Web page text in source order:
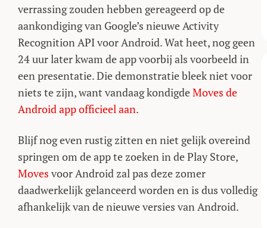
verrassing zouden hebben gereageerd op de
aankondiging van Google’s nieuwe Activity
Recognition API voor Android. Wat heet, nog geen
24 uur later kwam de app voorbij als voorbeeld in
een presentatie. Die demonstratie bleek niet voor
niets te zijn, want vandaag kondigdeMoves de
Android app officieel aan.
Blijf nog even rustig zitten en niet gelijk overeind
springen om de app te zoeken in de Play Store,
Moves voor Android zal pas deze zomer
daadwerkelijk gelanceerd worden en is dus volledig
afhankelijk van de nieuwe versies van Android.